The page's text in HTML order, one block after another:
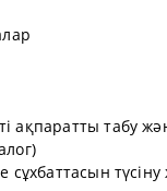
ақпаратты табу
сұхбаттасын